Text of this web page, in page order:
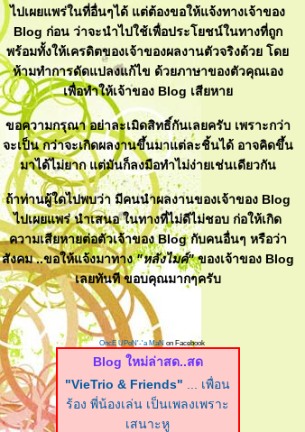
ไปเผยแพร่ในที่อื่นๆได้ แต่ต้องขอให้แจ้งทางเจ้าของ
Blog ก่อน ว่าจะนำไปใช้เพื่อประโยชน์ในทางที่ถูก
พร้อมทั้งให้เครดิตของเจ้าของผลงานตัวจริงด้วย โด
ห้ามทำการดัดแปลงแก้ไข ด้วยภาษาของตัวคุณเอง
เพื่อทำให้เจ้าของ Blog เสียหา
ขอความกรุณา อย่าละเมิดสิทธิ์กันเลยครับ เพราะกว่า
จะเป็น กว่าจะเกิดผลงานขึ้นมาแต่ละชิ้นได้ อาจคิดขึ้น
มาได้ไม่ยาก แต่มันก็ลงมือทำไม่ง่ายเช่นเดียวกัน
ถ้าท่านผู้ใดไปพบว่า มีคนนำผลงานของเจ้าของ Blog
ไปเผยแพร่ นำเสนอ ในทางที่ไม่ดีไม่ชอบ ก่อให้เกิด
ความเสียหายต่อตัวเจ้าของ Blog กับคนอื่นๆ หรือว่า
สังคม ..ขอให้แจ้งมาทาง"หลังไมค์"ของเจ้าของ Blog
เลยทันที ขอบคุณมากๆครับ
OncE UPoN'-'a MaN on Facebook
Blog ใหม่ล่าสด..สด
"VieTrio & Friends" ... เพื่อน
ร้อง พี่น้องเล่น เป็นเพลงเพราะ
เสนาะหู